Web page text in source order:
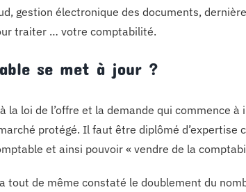
gestion électronique des documents,
traiter … votre comptabilité.
se met à jour ?
la loi de l’offre et la demande qui commence
protégé. Il faut être diplômé d’expertise
et ainsi pouvoir « vendre de la
tout de même constaté le doublement du